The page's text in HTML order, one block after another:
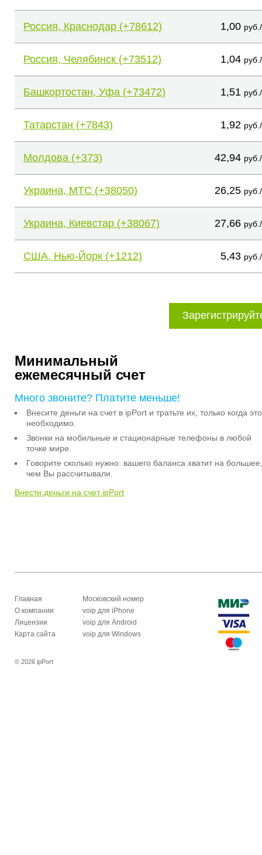
Россия, Краснодар (+78612) 1,00
Россия, Челябинск (+73512) 1,04
Башкортостан, Уфа (+73472) 1,51
Татарстан (+7843) 1,92
Молдова (+373) 42,94
Украина, МТС (+38050) 26,25
Украина, Киевстар (+38067) 27,66
США, Нью-Йорк (+1212) 5,43
Минимальный
ежемесячный счет
Много звоните? Платите меньше!
Внесите деньги на счет в ipPort и тратьте их, только когда это
необходимо.
Звонки на мобильные и стационарные телефоны в любой
точке мире.
Говорите сколько нужно: вашего баланса хватит на большее,
чем Вы рассчитывали.
Внести деньги на счет ipPort
Главная
О компании
Лицензии
Карта сайта
Московский номер
voip для iPhone
voip для Android
voip для Windows
© 2026 ipPort